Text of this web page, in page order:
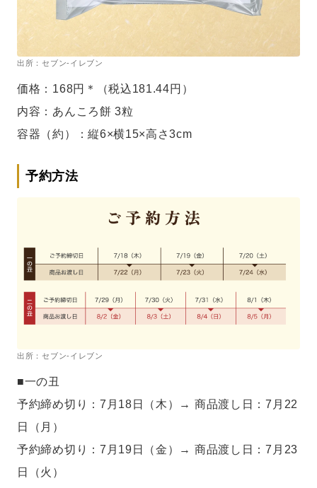
出所：セブン-イレブン
価格：168円＊（税込181.44円）
内容：あんころ餅 3粒
容器（約）：縦6×横15×高さ3cm
予約方法
出所：セブン-イレブン
■一の丑
予約締め切り：7月18日（木）→ 商品渡し日：7月22
日（月）
予約締め切り：7月19日（金）→ 商品渡し日：7月23
日（火）